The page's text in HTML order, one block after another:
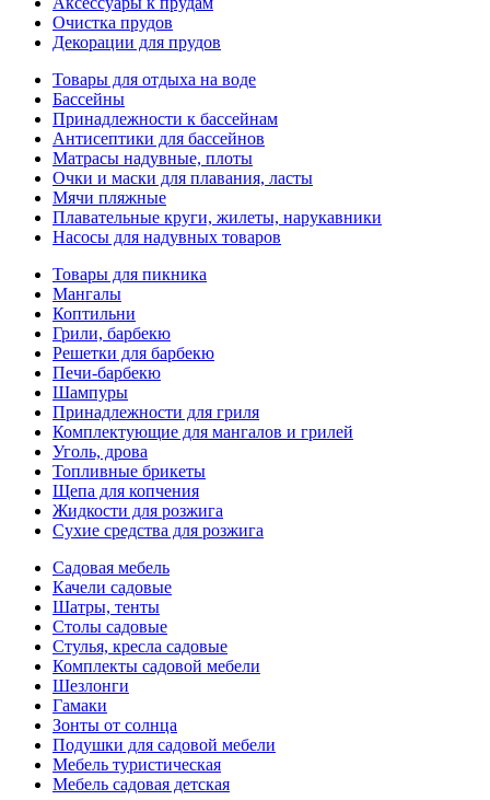
Очистка прудов
Декорации для прудов
Товары для отдыха на воде
Бассейны
Принадлежности к бассейнам
Антисептики для бассейнов
Матраcы надувные, плоты
Очки и маски для плавания, ласты
Мячи пляжные
Плавательные круги, жилеты, нарукавники
Насосы для надувных товаров
Товары для пикника
Мангалы
Коптильни
Грили, барбекю
Решетки для барбекю
Печи-барбекю
Шампуры
Принадлежности для гриля
Комплектующие для мангалов и грилей
Уголь, дрова
Топливные брикеты
Щепа для копчения
Жидкости для розжига
Сухие средства для розжига
Садовая мебель
Качели садовые
Шатры, тенты
Столы садовые
Стулья, кресла садовые
Комплекты садовой мебели
Шезлонги
Гамаки
Зонты от солнца
Подушки для садовой мебели
Мебель туристическая
Мебель садовая детская